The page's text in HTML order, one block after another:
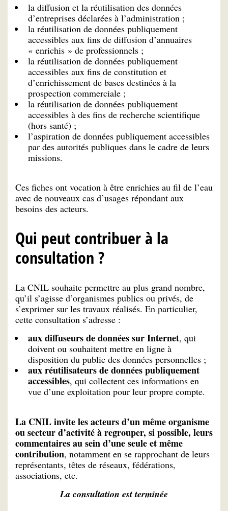
la diffusion et la réutilisation des données
d’entreprises déclarées à l’administration ;
la réutilisation de données publiquement
accessibles aux fins de diffusion d’annuaires
« enrichis » de professionnels ;
la réutilisation de données publiquement
accessibles aux fins de constitution et
d’enrichissement de bases destinées à la
prospection commerciale ;
la réutilisation de données publiquement
accessibles à des fins de recherche scientifique
(hors santé) ;
l’aspiration de données publiquement accessibles
par des autorités publiques dans le cadre de leurs
missions.
Ces fiches ont vocation à être enrichies au fil de l’eau
avec de nouveaux cas d’usages répondant aux
besoins des acteurs.
Qui peut contribuer à la
consultation ?
La CNIL souhaite permettre au plus grand nombre,
qu’il s’agisse d’organismes publics ou privés, de
s’exprimer sur les travaux réalisés. En particulier,
cette consultation s’adresse :
aux diffuseurs de données sur Internet, qui
doivent ou souhaitent mettre en ligne à
disposition du public des données personnelles ;
aux réutilisateurs de données publiquement
accessibles, qui collectent ces informations en
vue d’une exploitation pour leur propre compte.
La CNIL invite les acteurs d’un même organisme
ou secteur d’activité à regrouper, si possible, leurs
commentaires au sein d’une seule et même
contribution, notamment en se rapprochant de leurs
représentants, têtes de réseaux, fédérations,
associations, etc.
La consultation est terminée